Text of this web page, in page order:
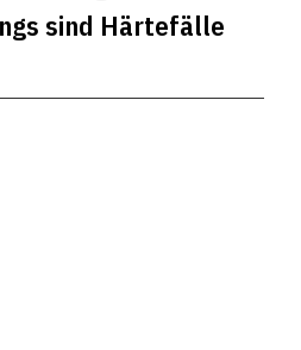
sind Härtefälle